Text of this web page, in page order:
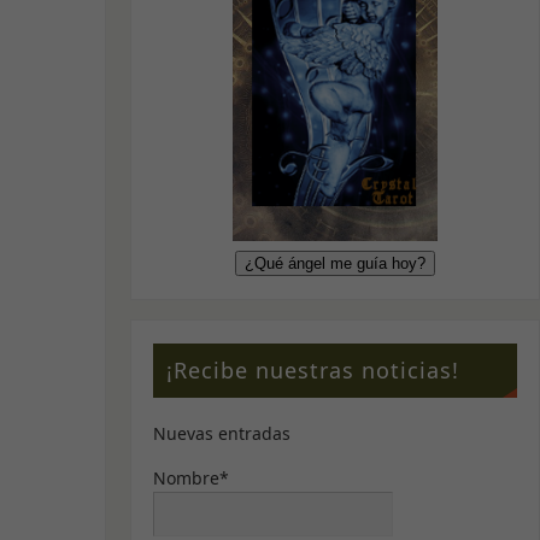
¡Recibe nuestras noticias!
Nuevas entradas
Nombre*